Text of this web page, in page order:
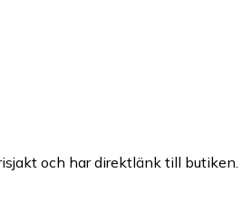
och har direktlänk till butiken.